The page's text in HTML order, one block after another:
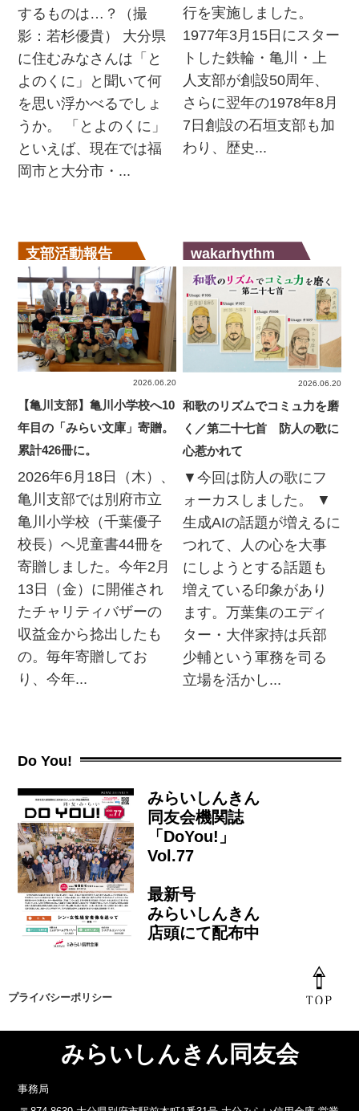
するものは…？（撮
影：若杉優貴） 大分県
に住むみなさんは「と
よのくに」と聞いて何
を思い浮かべるでしょ
うか。 「とよのくに」
といえば、現在では福
岡市と大分市・...
行を実施しました。
1977年3月15日にスター
トした鉄輪・亀川・上
人支部が創設50周年、
さらに翌年の1978年8月
7日創設の石垣支部も加
わり、歴史...
支部活動報告
2026.06.20
【亀川支部】亀川小学校へ10
年目の「みらい文庫」寄贈。
累計426冊に。
2026年6月18日（木）、
亀川支部では別府市立
亀川小学校（千葉優子
校長）へ児童書44冊を
寄贈しました。今年2月
13日（金）に開催され
たチャリティバザーの
収益金から捻出したも
の。毎年寄贈してお
り、今年...
wakarhythm
2026.06.20
和歌のリズムでコミュ力を磨
く／第二十七首 防人の歌に
心惹かれて
▼今回は防人の歌にフ
ォーカスしました。 ▼
生成AIの話題が増えるに
つれて、人の心を大事
にしようとする話題も
増えている印象があり
ます。万葉集のエディ
ター・大伴家持は兵部
少輔という軍務を司る
立場を活かし...
Do You!
みらいしんきん
同友会機関誌
「DoYou!」
Vol.77
最新号
みらいしんきん
店頭にて配布中
プライバシーポリシー
みらいしんきん同友会
事務局